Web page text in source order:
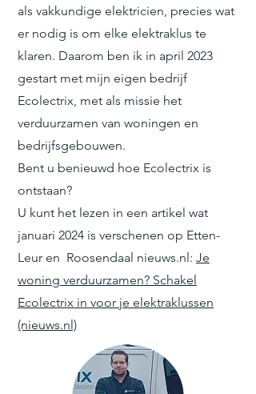
als vakkundige elektricien, precies wat
er nodig is om elke elektraklus te
klaren. Daarom ben ik in april 2023
gestart met mijn eigen bedrijf
Ecolectrix, met als missie het
verduurzamen van woningen en
bedrijfsgebouwen.
Bent u benieuwd hoe Ecolectrix is
ontstaan?
U kunt het lezen in een artikel wat
januari 2024 is verschenen op Etten-
Leur en Roosendaal nieuws.nl: Je
woning verduurzamen? Schakel
Ecolectrix in voor je elektraklussen
(nieuws.nl)